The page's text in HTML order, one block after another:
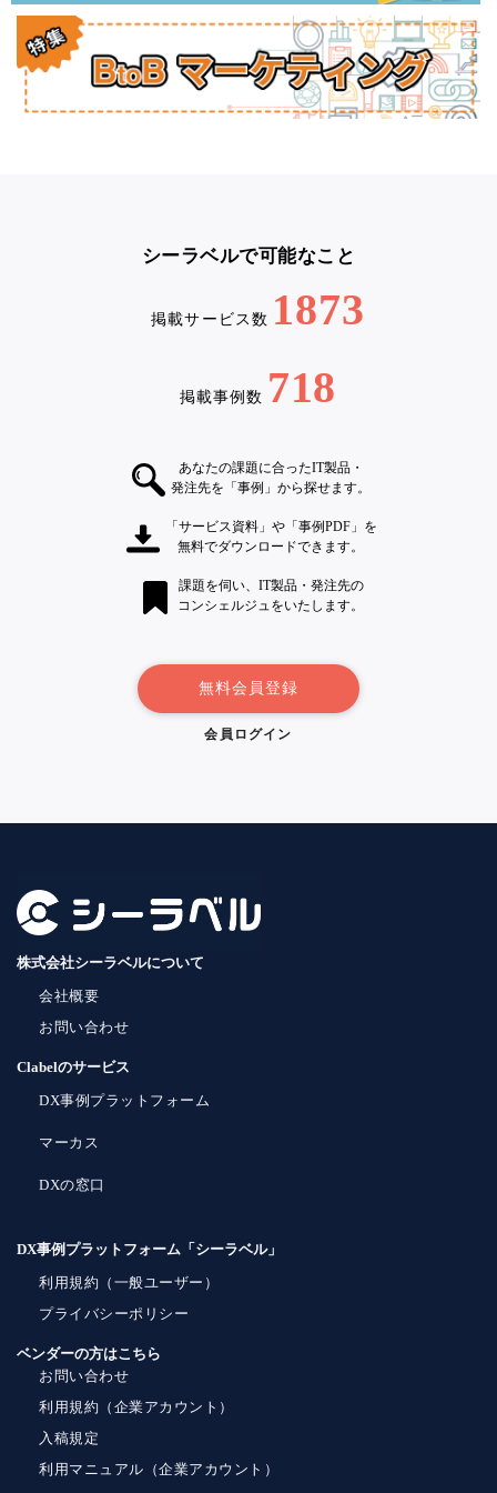
シーラベルで可能なこと
掲載サービス数 1873
掲載事例数 718
あなたの課題に合ったIT製品・
発注先を「事例」から探せます。
「サービス資料」や「事例PDF」を
無料でダウンロードできます。
課題を伺い、IT製品・発注先の
コンシェルジュをいたします。
無料会員登録
会員ログイン
株式会社シーラベルについて
会社概要
お問い合わせ
Clabelのサービス
DX事例プラットフォーム
マーカス
DXの窓口
DX事例プラットフォーム「シーラベル」
利用規約（一般ユーザー）
プライバシーポリシー
ベンダーの方はこちら
お問い合わせ
利用規約（企業アカウント）
入稿規定
利用マニュアル（企業アカウント）